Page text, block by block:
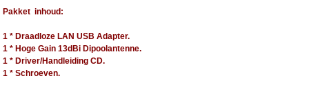
Pakket inhoud:
1 * Draadloze LAN USB Adapter.
1 * Hoge Gain 13dBi Dipoolantenne.
1 * Driver/Handleiding CD.
1 * Schroeven.